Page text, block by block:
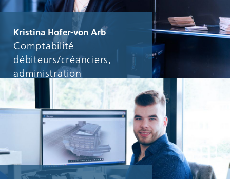
Kristina Hofer-von Arb
Comptabilité
débiteurs/créanciers,
administration